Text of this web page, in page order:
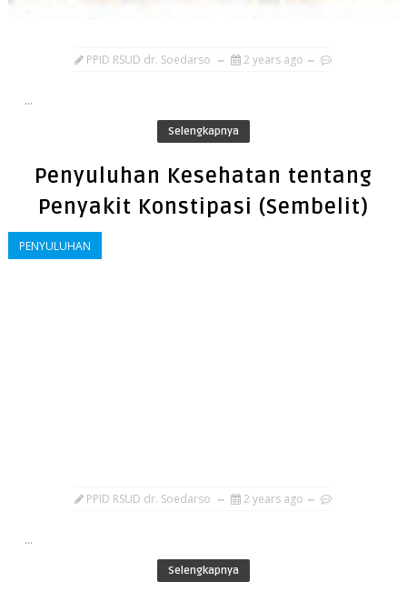
PPID RSUD dr. Soedarso 2 years ago
...
Selengkapnya
Penyuluhan Kesehatan tentang
Penyakit Konstipasi (Sembelit)
PENYULUHAN
PPID RSUD dr. Soedarso 2 years ago
...
Selengkapnya